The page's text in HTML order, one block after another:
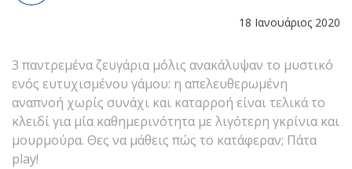
18 Ιανουάριος 2020
3 παντρεμένα ζευγάρια μόλις ανακάλυψαν το μυστικό
ενός ευτυχισμένου γάμου: η απελευθερωμένη
αναπνοή χωρίς συνάχι και καταρροή είναι τελικά το
κλειδί για μία καθημερινότητα με λιγότερη γκρίνια και
μουρμούρα. Θες να μάθεις πώς το κατάφεραν; Πάτα
play!